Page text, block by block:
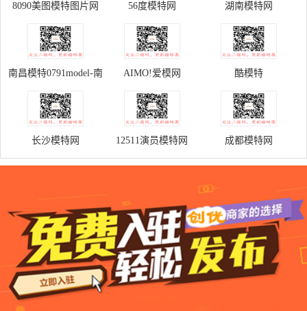
8090美图模特图片网 56度模特网 湖南模特网
南昌模特0791model-南
昌模特网
AIMO!爱模网 酷模特
长沙模特网 12511演员模特网 成都模特网